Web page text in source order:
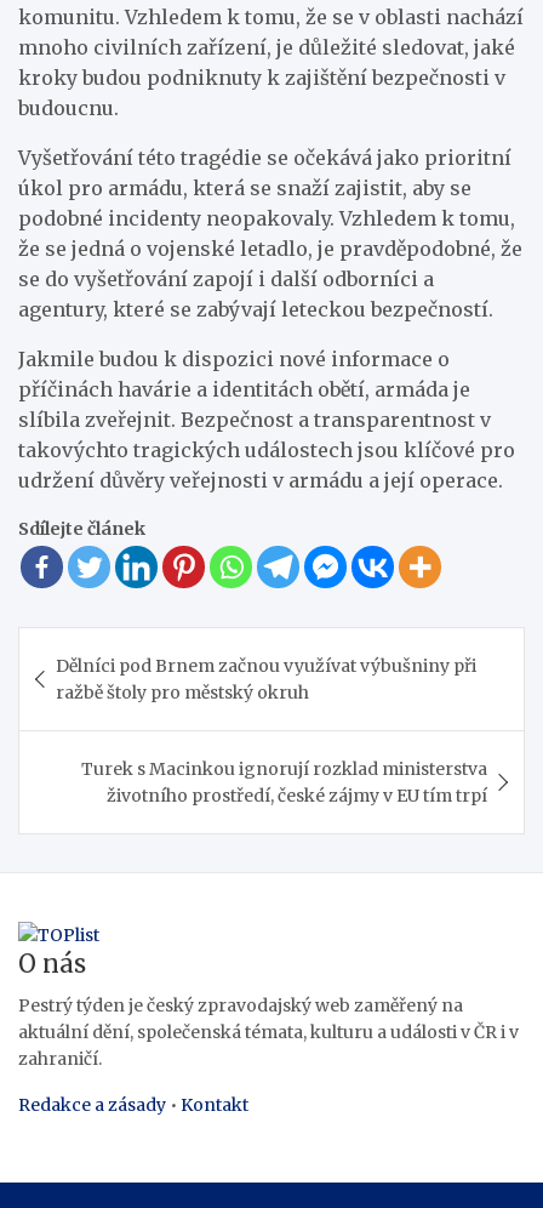
komunitu. Vzhledem k tomu, že se v oblasti nachází
mnoho civilních zařízení, je důležité sledovat, jaké
kroky budou podniknuty k zajištění bezpečnosti v
budoucnu.
Vyšetřování této tragédie se očekává jako prioritní
úkol pro armádu, která se snaží zajistit, aby se
podobné incidenty neopakovaly. Vzhledem k tomu,
že se jedná o vojenské letadlo, je pravděpodobné, že
se do vyšetřování zapojí i další odborníci a
agentury, které se zabývají leteckou bezpečností.
Jakmile budou k dispozici nové informace o
příčinách havárie a identitách obětí, armáda je
slíbila zveřejnit. Bezpečnost a transparentnost v
takovýchto tragických událostech jsou klíčové pro
udržení důvěry veřejnosti v armádu a její operace.
Sdílejte článek
pro
příspěvek
Dělníci pod Brnem začnou využívat výbušniny při
ražbě štoly pro městský okruh
Turek s Macinkou ignorují rozklad ministerstva
životního prostředí, české zájmy v EU tím trpí
O nás
Pestrý týden je český zpravodajský web zaměřený na
aktuální dění, společenská témata, kulturu a události v ČR i v
zahraničí.
Redakce a zásady • Kontakt